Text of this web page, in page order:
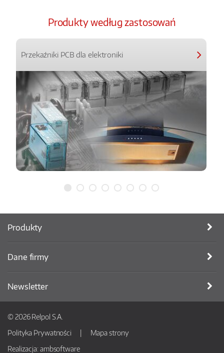
Produkty według zastosowań
Przekaźniki PCB dla elektroniki
Produkty
Dane firmy
Newsletter
© 2026 Relpol S.A.
Polityka Prywatności
Mapa strony
Realizacja: ambsoftware